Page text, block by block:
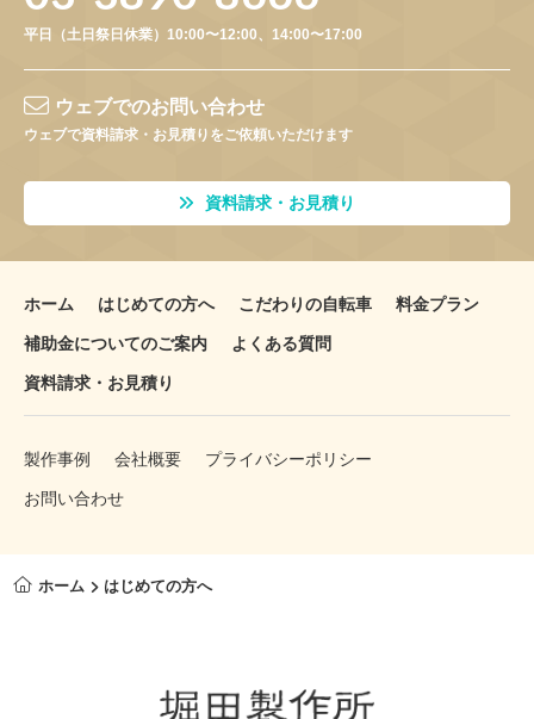
平日（土日祭日休業）10:00〜12:00、14:00〜17:00
ウェブでのお問い合わせ
ウェブで資料請求・お見積りをご依頼いただけます
資料請求・お見積り
ホーム はじめての方へ こだわりの自転車 料金プラン
補助金についてのご案内 よくある質問
資料請求・お見積り
製作事例 会社概要 プライバシーポリシー
お問い合わせ
ホーム はじめての方へ